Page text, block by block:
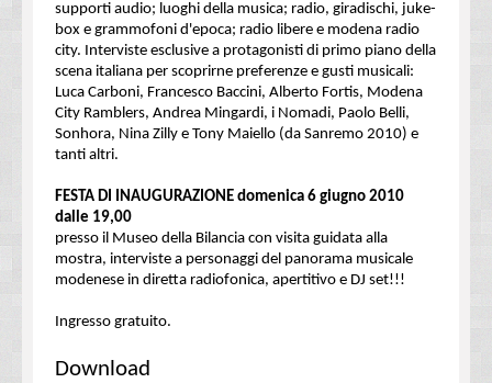
supporti audio; luoghi della musica; radio, giradischi, juke-
box e grammofoni d'epoca; radio libere e modena radio
city. Interviste esclusive a protagonisti di primo piano della
scena italiana per scoprirne preferenze e gusti musicali:
Luca Carboni, Francesco Baccini, Alberto Fortis, Modena
City Ramblers, Andrea Mingardi, i Nomadi, Paolo Belli,
Sonhora, Nina Zilly e Tony Maiello (da Sanremo 2010) e
tanti altri.
FESTA DI INAUGURAZIONE domenica 6 giugno 2010
dalle 19,00
presso il Museo della Bilancia con visita guidata alla
mostra, interviste a personaggi del panorama musicale
modenese in diretta radiofonica, apertitivo e DJ set!!!
Ingresso gratuito.
Download